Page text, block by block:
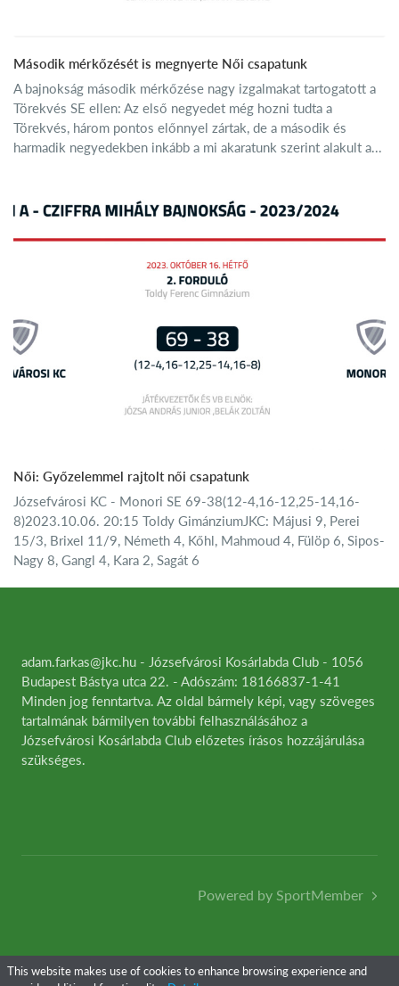
Második mérkőzését is megnyerte Női csapatunk
A bajnokság második mérkőzése nagy izgalmakat tartogatott a
Törekvés SE ellen: Az első negyedet még hozni tudta a
Törekvés, három pontos előnnyel zártak, de a második és
harmadik negyedekben inkább a mi akaratunk szerint alakult a...
Női: Győzelemmel rajtolt női csapatunk
Józsefvárosi KC - Monori SE 69-38(12-4,16-12,25-14,16-
8)2023.10.06. 20:15 Toldy GimánziumJKC: Májusi 9, Perei
15/3, Brixel 11/9, Németh 4, Kőhl, Mahmoud 4, Fülöp 6, Sipos-
Nagy 8, Gangl 4, Kara 2, Sagát 6
adam.farkas@jkc.hu - Józsefvárosi Kosárlabda Club - 1056
Budapest Bástya utca 22. - Adószám: 18166837-1-41
Minden jog fenntartva. Az oldal bármely képi, vagy szöveges
tartalmának bármilyen további felhasználásához a
Józsefvárosi Kosárlabda Club előzetes írásos hozzájárulása
szükséges.
Powered by SportMember
This website makes use of cookies to enhance browsing experience and